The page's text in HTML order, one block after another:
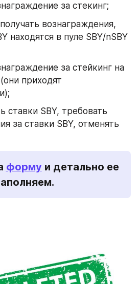
за стекинг;
вознаграждения,
находятся в пуле SBY/nSBY
за стейкинг на
приходят
ставки SBY, требовать
за ставки SBY, отменять
форму и детально ее